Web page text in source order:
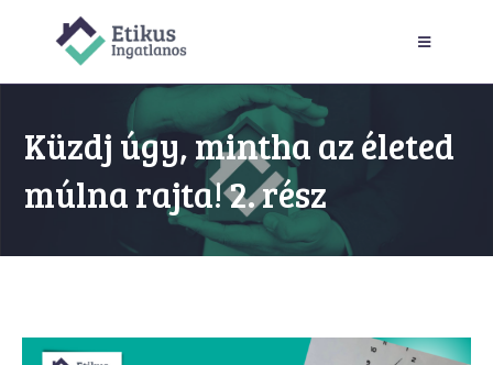
Küzdj úgy, mintha az életed
múlna rajta! 2. rész